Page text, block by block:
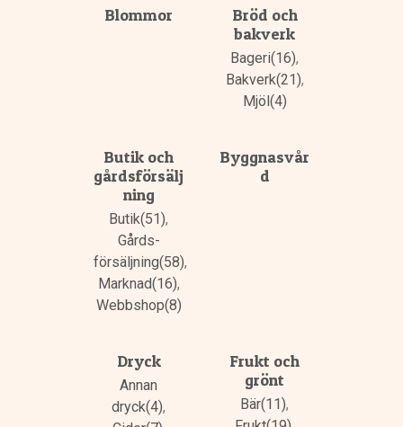
Blommor
Bröd och
bakverk
Bageri(16),
Bakverk(21),
Mjöl(4)
Butik och
gårdsförsälj
ning
Butik(51),
Gårds­
försäljning(58),
Marknad(16),
Webbshop(8)
Byggnasvår
d
Dryck
Annan
dryck(4),
Frukt och
grönt
Bär(11),